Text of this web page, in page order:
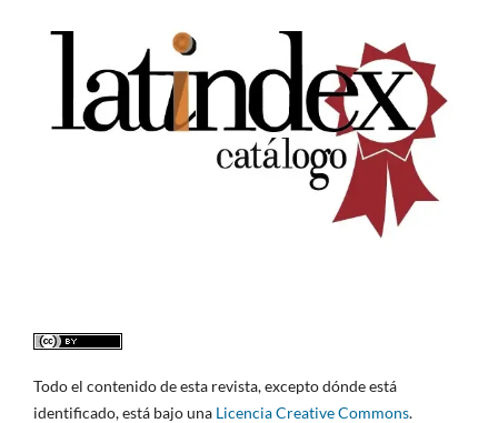
Todo el contenido de esta revista, excepto dónde está
identificado, está bajo una Licencia Creative Commons.